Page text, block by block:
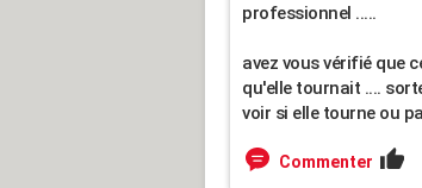
professionnel .....
avez vous vérifié que
qu'elle tournait ....
voir si elle tourne ou
Commenter